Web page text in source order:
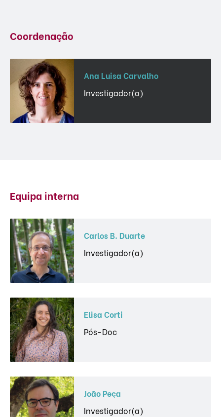
Coordenação
Ana Luisa Carvalho
Investigador(a)
Equipa interna
Carlos B. Duarte
Investigador(a)
Elisa Corti
Pós-Doc
João Peça
Investigador(a)